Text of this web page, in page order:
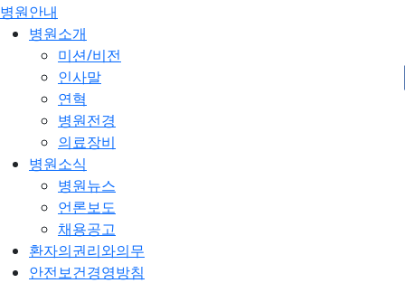
병원안내
병원소개
미션/비전
인사말
연혁
병원전경
의료장비
병원소식
병원뉴스
언론보도
채용공고
환자의권리와의무
안전보건경영방침